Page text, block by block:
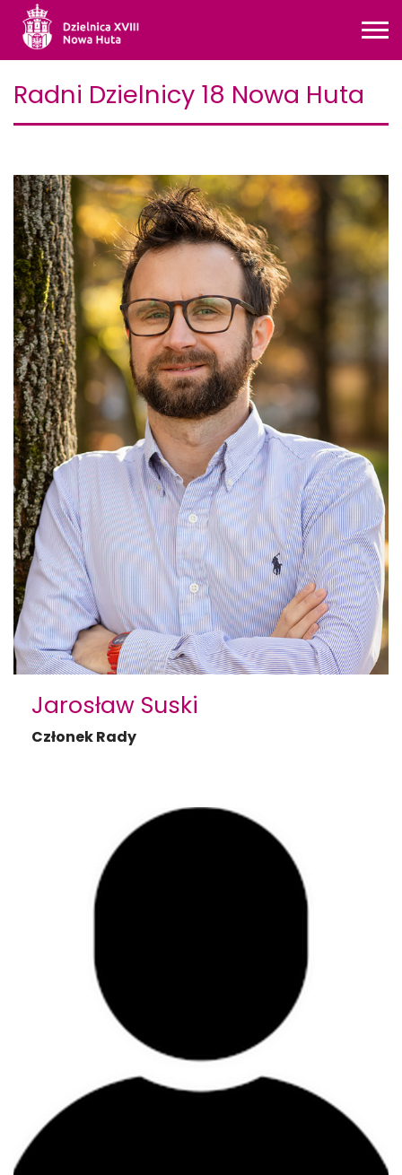
Radni Dzielnicy 18 Nowa Huta
Jarosław Suski
Członek Rady